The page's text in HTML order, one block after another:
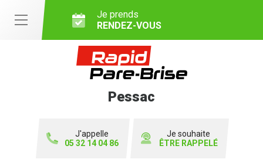
Je prends
RENDEZ-VOUS
Pessac
J'appelle
05 32 14 04 86
Je souhaite
ÊTRE RAPPELÉ